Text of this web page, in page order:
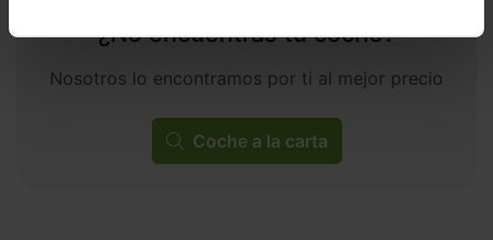
¿No encuentras tu coche?
Nosotros lo encontramos por ti al mejor precio
Coche a la carta